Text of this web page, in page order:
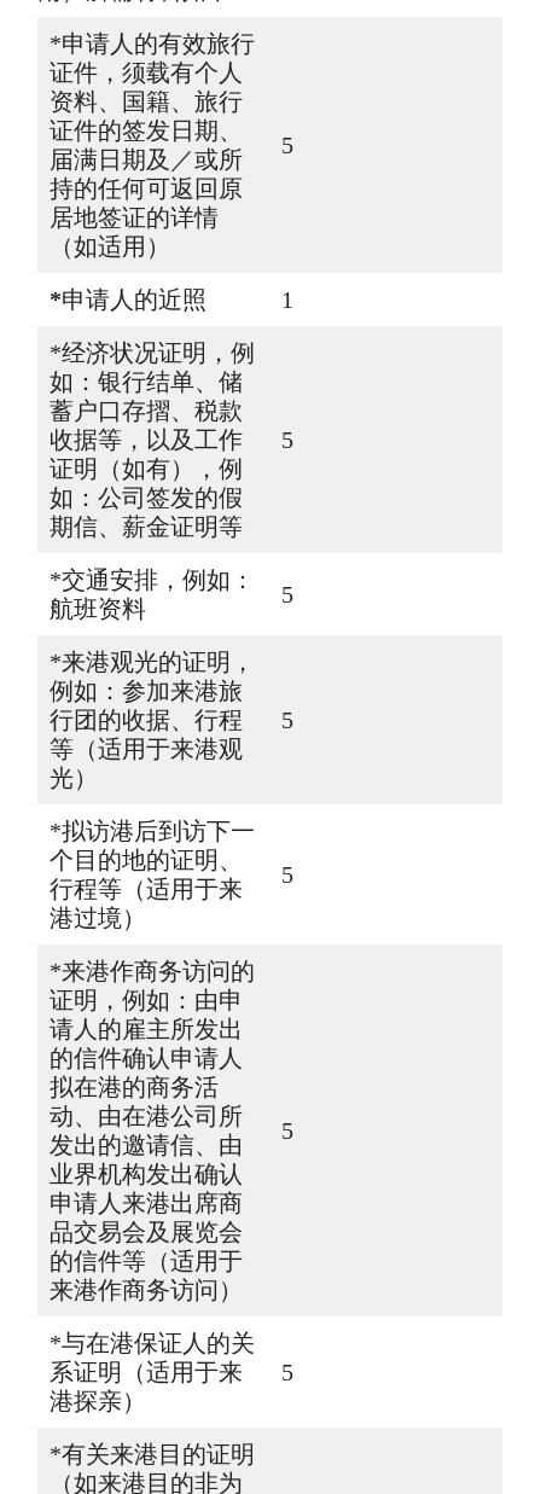
*申请人的有效旅行
证件，须载有个人
资料、国籍、旅行
证件的签发日期、
届满日期及／或所
持的任何可返回原
居地签证的详情
（如适用）
5
*申请人的近照
1
*经济状况证明，例
如：银行结单、储
蓄户口存摺、税款
收据等，以及工作
证明（如有），例
如：公司签发的假
期信、薪金证明等
5
*交通安排，例如：
航班资料
5
*来港观光的证明，
例如：参加来港旅
行团的收据、行程
等（适用于来港观
光）
5
*拟访港后到访下一
个目的地的证明、
行程等（适用于来
港过境）
5
*来港作商务访问的
证明，例如：由申
请人的雇主所发出
的信件确认申请人
拟在港的商务活
动、由在港公司所
发出的邀请信、由
业界机构发出确认
申请人来港出席商
品交易会及展览会
的信件等（适用于
来港作商务访问）
5
*与在港保证人的关
系证明（适用于来
港探亲）
5
*有关来港目的证明
（如来港目的非为